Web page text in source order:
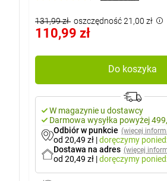
131,99 zł oszczędność 21,00 zł
110,99 zł
Do koszyka
W magazynie u dostawcy
Darmowa wysyłka powyżej
Odbiór w punkcie (więcej
od 20,49 zł |doręczymy
Dostawa na adres (więcej
od 20,49 zł |doręczymy